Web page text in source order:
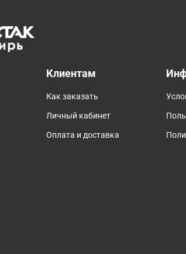
Клиентам
Как заказать
Личный кабинет
Оплата и доставка